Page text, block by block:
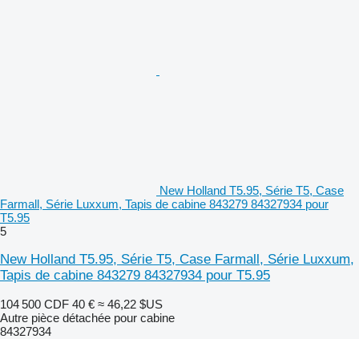
New Holland T5.95, Série T5, Case
Farmall, Série Luxxum, Tapis de cabine 843279 84327934 pour
T5.95
5
New Holland T5.95, Série T5, Case Farmall, Série Luxxum,
Tapis de cabine 843279 84327934 pour T5.95
104 500 CDF 40 € ≈ 46,22 $US
Autre pièce détachée pour cabine
84327934